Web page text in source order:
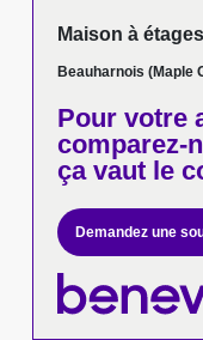
Maison à
Beauharnois (Maple
Pour votre
comparez-
ça vaut le
Demandez une